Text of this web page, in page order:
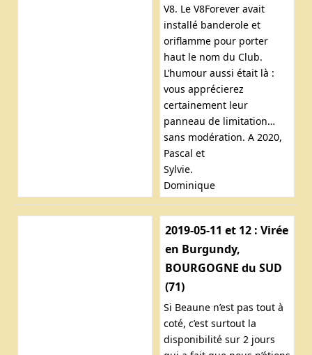
V8. Le V8Forever avait
installé banderole et
oriflamme pour porter
haut le nom du Club.
L’humour aussi était là :
vous apprécierez
certainement leur
panneau de limitation…
sans modération. A 2020,
Pascal et
Sylvie.
Dominique
2019-05-11 et 12 : Virée
en Burgundy,
BOURGOGNE du SUD
(71)
Si Beaune n’est pas tout à
coté, c’est surtout la
disponibilité sur 2 jours